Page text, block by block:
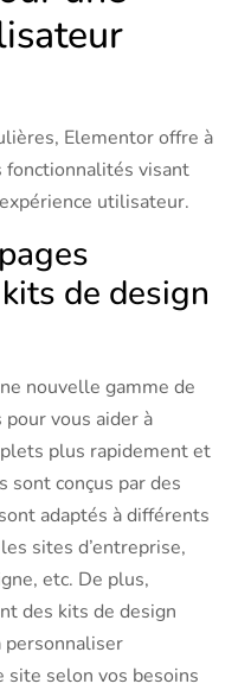
Elementor offre à
visant
utilisateur.
de design
nouvelle gamme de
vous aider à
plus rapidement et
sont conçus par des
adaptés à différents
sites d’entreprise,
etc. De plus,
des kits de design
personnaliser
selon vos besoins